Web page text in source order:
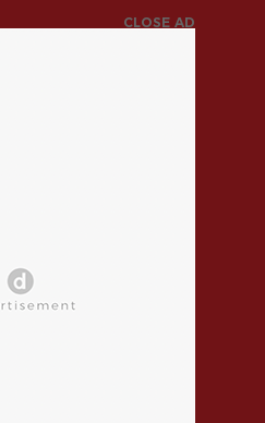
CLOSE AD